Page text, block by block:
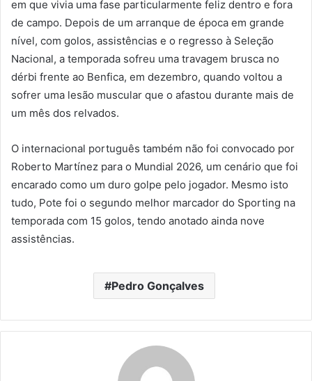
em que vivia uma fase particularmente feliz dentro e fora
de campo. Depois de um arranque de época em grande
nível, com golos, assistências e o regresso à Seleção
Nacional, a temporada sofreu uma travagem brusca no
dérbi frente ao Benfica, em dezembro, quando voltou a
sofrer uma lesão muscular que o afastou durante mais de
um mês dos relvados.
O internacional português também não foi convocado por
Roberto Martínez para o Mundial 2026, um cenário que foi
encarado como um duro golpe pelo jogador. Mesmo isto
tudo, Pote foi o segundo melhor marcador do Sporting na
temporada com 15 golos, tendo anotado ainda nove
assistências.
Pedro Gonçalves